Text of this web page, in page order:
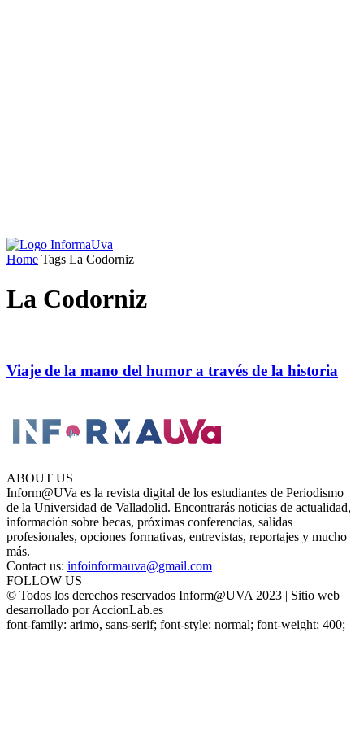
Home Tags La Codorniz
La Codorniz
Viaje de la mano del humor a través de la historia
ABOUT US
Inform@UVa es la revista digital de los estudiantes de Periodismo
de la Universidad de Valladolid. Encontrarás noticias de actualidad,
información sobre becas, próximas conferencias, salidas
profesionales, opciones formativas, entrevistas, reportajes y mucho
más.
Contact us: infoinformauva@gmail.com
FOLLOW US
© Todos los derechos reservados Inform@UVA 2023 | Sitio web
desarrollado por AccionLab.es
font-family: arimo, sans-serif; font-style: normal; font-weight: 400;